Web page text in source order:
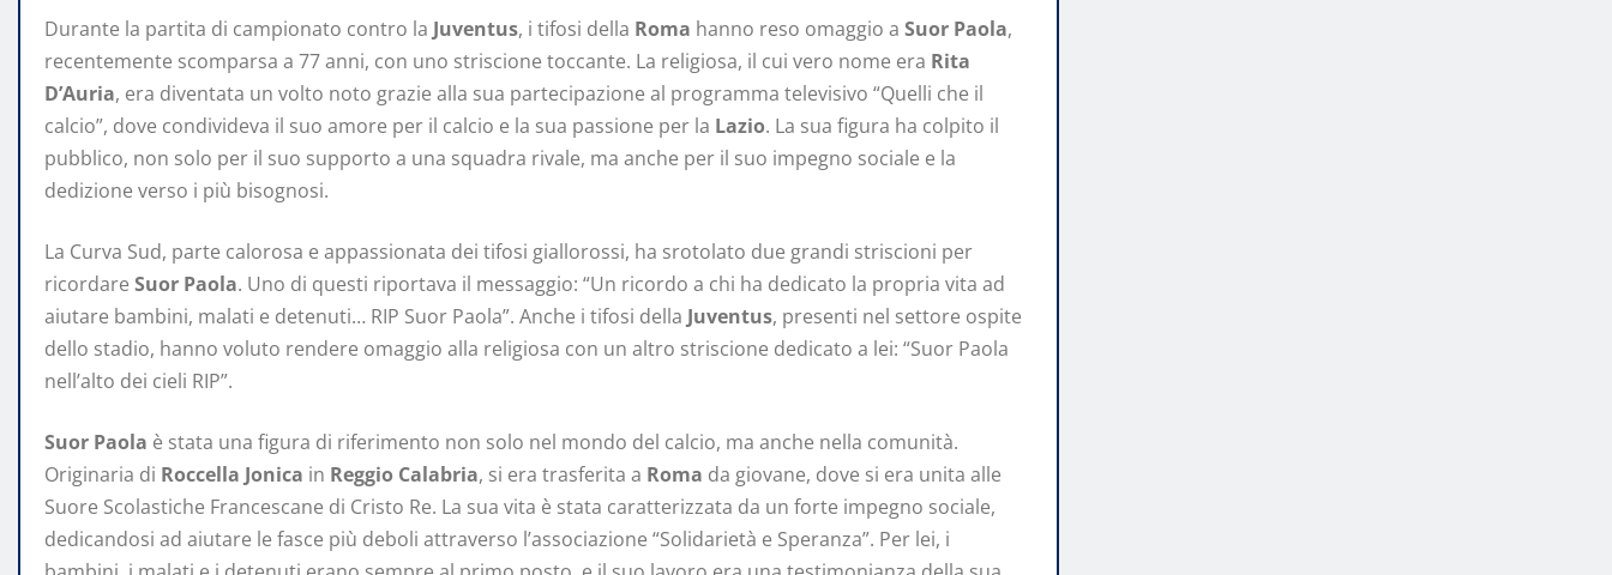
Durante la partita di campionato contro la Juventus, i tifosi della Roma hanno reso omaggio a Suor Paola,
recentemente scomparsa a 77 anni, con uno striscione toccante. La religiosa, il cui vero nome era Rita
D’Auria, era diventata un volto noto grazie alla sua partecipazione al programma televisivo “Quelli che il
calcio”, dove condivideva il suo amore per il calcio e la sua passione per la Lazio. La sua figura ha colpito il
pubblico, non solo per il suo supporto a una squadra rivale, ma anche per il suo impegno sociale e la
dedizione verso i più bisognosi.
La Curva Sud, parte calorosa e appassionata dei tifosi giallorossi, ha srotolato due grandi striscioni per
ricordare Suor Paola. Uno di questi riportava il messaggio: “Un ricordo a chi ha dedicato la propria vita ad
aiutare bambini, malati e detenuti… RIP Suor Paola”. Anche i tifosi della Juventus, presenti nel settore ospite
dello stadio, hanno voluto rendere omaggio alla religiosa con un altro striscione dedicato a lei: “Suor Paola
nell’alto dei cieli RIP”.
Suor Paola è stata una figura di riferimento non solo nel mondo del calcio, ma anche nella comunità.
Originaria di Roccella Jonica in Reggio Calabria, si era trasferita a Roma da giovane, dove si era unita alle
Suore Scolastiche Francescane di Cristo Re. La sua vita è stata caratterizzata da un forte impegno sociale,
dedicandosi ad aiutare le fasce più deboli attraverso l’associazione “Solidarietà e Speranza”. Per lei, i